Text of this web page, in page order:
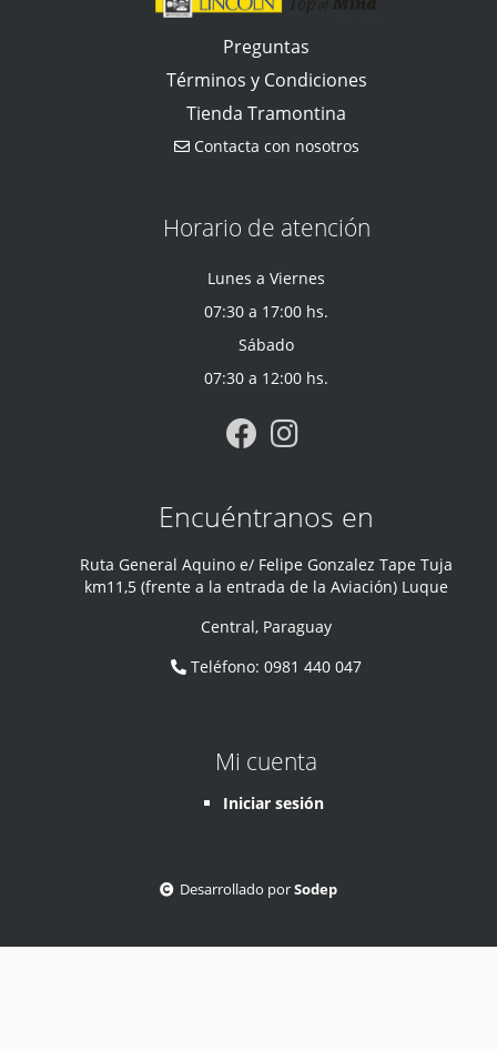
Preguntas
Términos y Condiciones
Tienda Tramontina
Contacta con nosotros
Horario de atención
Lunes a Viernes
07:30 a 17:00 hs.
Sábado
07:30 a 12:00 hs.
Encuéntranos en
Ruta General Aquino e/ Felipe Gonzalez Tape Tuja
km11,5 (frente a la entrada de la Aviación) Luque
Central, Paraguay
Teléfono:0981 440 047
Mi cuenta
Iniciar sesión
Desarrollado porSodep